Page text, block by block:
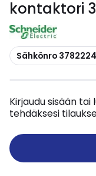
kontaktori
Kopioi
Sähkönro 3782224
Kirjaudu sisään
tehdäksesi